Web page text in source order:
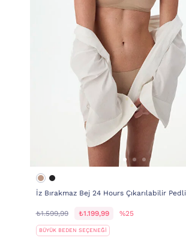
İz Bırakmaz Bej 24 Hours Çıkarılabilir
₺1.599,99 ₺1.199,99 %25
BÜYÜK BEDEN SEÇENEĞİ